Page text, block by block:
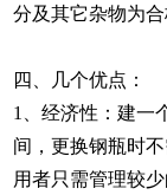
分及其它杂物为合
四、几个优点：
1、经济性：建一
间，更换钢瓶时
用者只需管理较